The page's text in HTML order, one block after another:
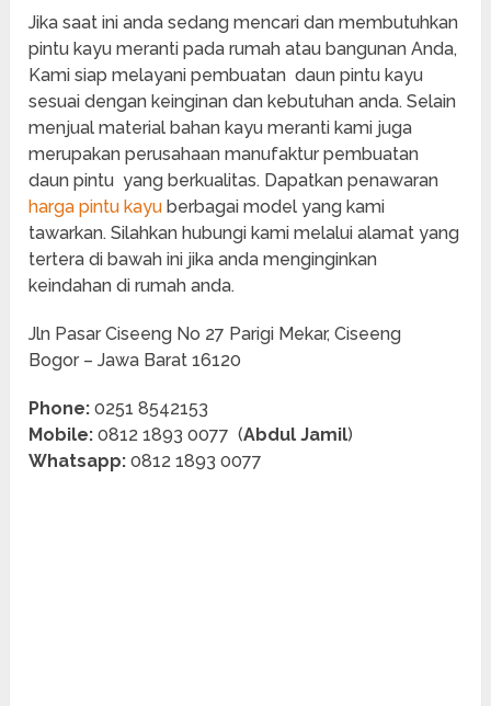
Jika saat ini anda sedang mencari dan membutuhkan
pintu kayu meranti pada rumah atau bangunan Anda,
Kami siap melayani pembuatan daun pintu kayu
sesuai dengan keinginan dan kebutuhan anda. Selain
menjual material bahan kayu meranti kami juga
merupakan perusahaan manufaktur pembuatan
daun pintu yang berkualitas. Dapatkan penawaran
harga pintu kayu berbagai model yang kami
tawarkan. Silahkan hubungi kami melalui alamat yang
tertera di bawah ini jika anda menginginkan
keindahan di rumah anda.
Jln Pasar Ciseeng No 27 Parigi Mekar, Ciseeng
Bogor – Jawa Barat 16120
Phone: 0251 8542153
Mobile:0812 1893 0077 (Abdul Jamil)
Whatsapp: 0812 1893 0077